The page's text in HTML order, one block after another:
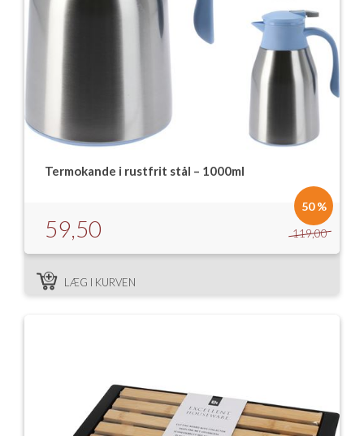
Termokande i rustfrit stål – 1000ml
119,00
59,50
50 %
LÆG I KURVEN